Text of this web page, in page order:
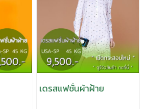
เดรสแฟชั่นผ้าฝ้าย